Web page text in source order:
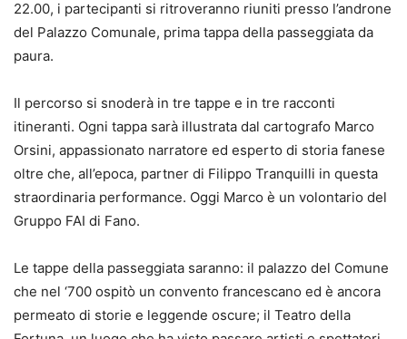
22.00, i partecipanti si ritroveranno riuniti presso l’androne
del Palazzo Comunale, prima tappa della passeggiata da
paura.
Il percorso si snoderà in tre tappe e in tre racconti
itineranti. Ogni tappa sarà illustrata dal cartografo Marco
Orsini, appassionato narratore ed esperto di storia fanese
oltre che, all’epoca, partner di Filippo Tranquilli in questa
straordinaria performance. Oggi Marco è un volontario del
Gruppo FAI di Fano.
Le tappe della passeggiata saranno: il palazzo del Comune
che nel ‘700 ospitò un convento francescano ed è ancora
permeato di storie e leggende oscure; il Teatro della